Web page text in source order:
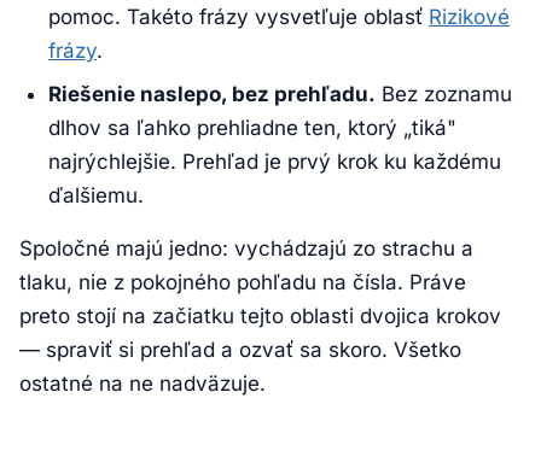
pomoc. Takéto frázy vysvetľuje oblasť Rizikové
frázy.
Riešenie naslepo, bez prehľadu. Bez zoznamu
dlhov sa ľahko prehliadne ten, ktorý „tiká"
najrýchlejšie. Prehľad je prvý krok ku každému
ďalšiemu.
Spoločné majú jedno: vychádzajú zo strachu a
tlaku, nie z pokojného pohľadu na čísla. Práve
preto stojí na začiatku tejto oblasti dvojica krokov
— spraviť si prehľad a ozvať sa skoro. Všetko
ostatné na ne nadväzuje.